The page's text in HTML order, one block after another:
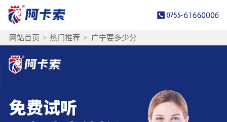
网站首页 > 热门推荐 > 广宁要多少分